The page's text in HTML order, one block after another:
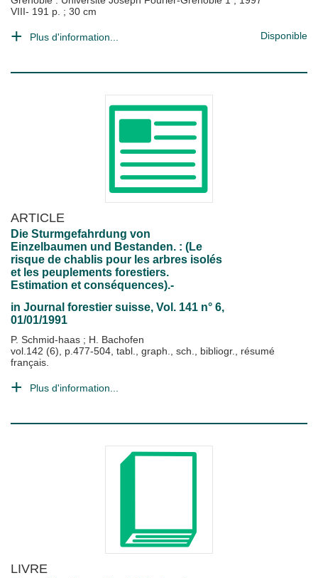
VIII- 191 p. ; 30 cm
Plus d'information... Disponible
ARTICLE
Die Sturmgefahrdung von
Einzelbaumen und Bestanden. : (Le
risque de chablis pour les arbres isolés
et les peuplements forestiers.
Estimation et conséquences).-
in Journal forestier suisse, Vol. 141 n° 6,
01/01/1991
P. Schmid-haas ; H. Bachofen
vol.142 (6), p.477-504, tabl., graph., sch., bibliogr., résumé
français.
Plus d'information...
LIVRE